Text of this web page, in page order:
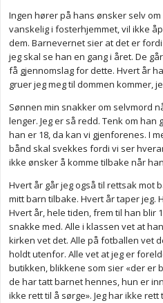
Ingen hører på hans ønsker selv
vanskelig i fosterhjemmet, vil ikke
dem. Barnevernet sier at det er
jeg skal se han en gang i året. De
få gjennomslag for dette. Hvert år
gruer jeg meg til dommen kommer,
Sønnen min snakker om selvmord
lenger. Jeg er så redd. Tenk om han
han er 18, da kan vi gjenforenes. I
bånd skal svekkes fordi vi ser
ikke ønsker å komme tilbake når
Hvert år går jeg også til rettsak mot
mitt barn tilbake. Hvert år taper jeg.
Hvert år, hele tiden, frem til han blir
snakke med. Alle i klassen vet at
kirken vet det. Alle på fotballen vet
holdt utenfor. Alle vet at jeg er
butikken, blikkene som sier «der er
de har tatt barnet hennes, hun er
ikke rett til å sørge». Jeg har ikke rett